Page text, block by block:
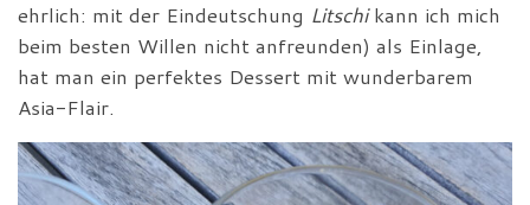
ehrlich: mit der Eindeutschung Litschikann ich mich
beim besten Willen nicht anfreunden) als Einlage,
hat man ein perfektes Dessert mit wunderbarem
Asia-Flair.